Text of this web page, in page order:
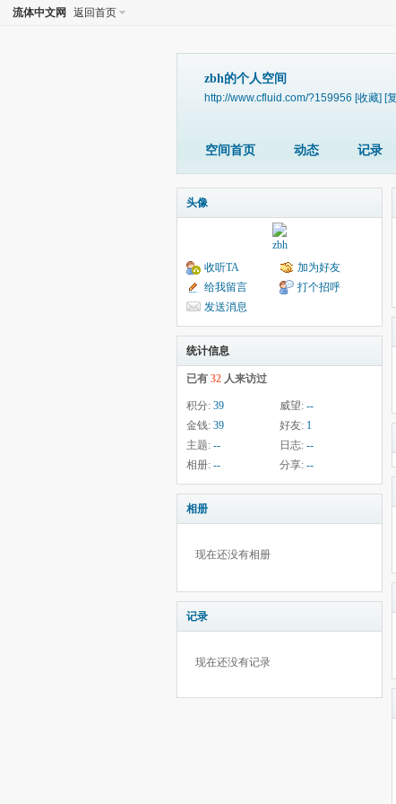
流体中文网 返回首页
zbh的个人空间
http://www.cfluid.com/?159956 [收藏] [
空间首页 动态 记录
头像
zbh
收听TA
加为好友
给我留言
打个招呼
发送消息
统计信息
已有 32 人来访过
积分: 39 威望: --
金钱: 39 好友: 1
主题: -- 日志: --
相册: -- 分享: --
相册
现在还没有相册
记录
现在还没有记录